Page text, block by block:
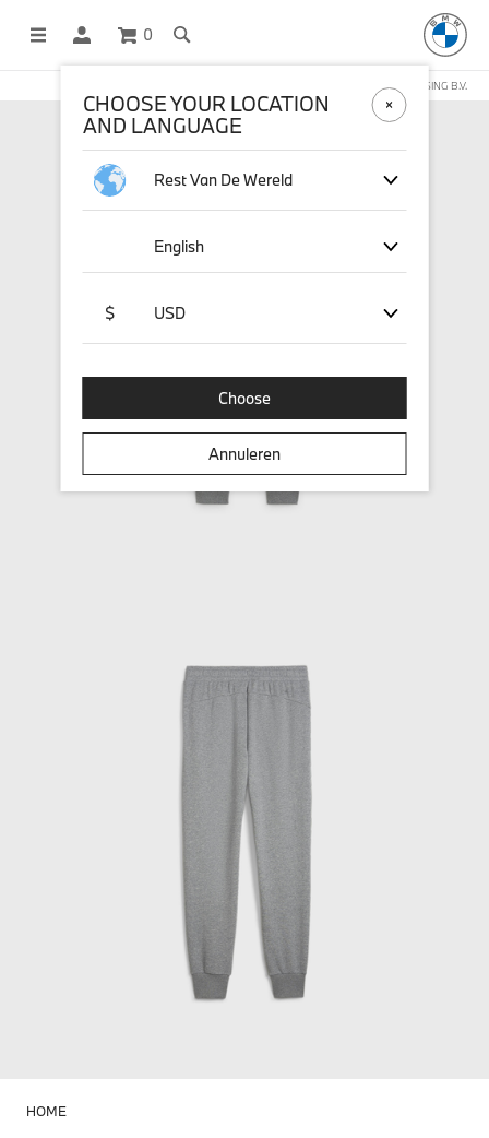
0
DEZE WEBSHOP WORDT BEHEERD DOOR STICHD SPORTMERCHANDISING B.V.
HOME
CHOOSE YOUR LOCATION
AND LANGUAGE
Rest Van De Wereld
English
$ USD
Choose
Annuleren